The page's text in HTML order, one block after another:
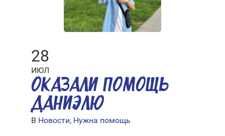
28
ИЮЛ
ОКАЗАЛИ ПОМОЩЬ
ДАНИЭЛЮ
В Новости, Нужна помощь